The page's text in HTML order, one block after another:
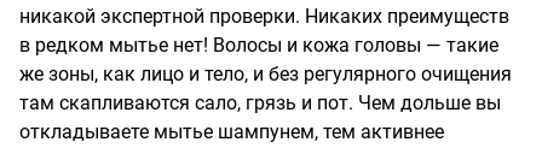
никакой экспертной проверки. Никаких преимуществ
в редком мытье нет! Волосы и кожа головы — такие
же зоны, как лицо и тело, и без регулярного очищения
там скапливаются сало, грязь и пот. Чем дольше вы
откладываете мытье шампунем, тем активнее